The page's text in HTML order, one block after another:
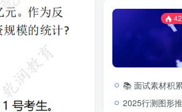
📚 面试素材积累指南：让你的答案瞬间有厚度、有高度
2025行测图形推理：这些规律一抓就准，分数直线上升2025